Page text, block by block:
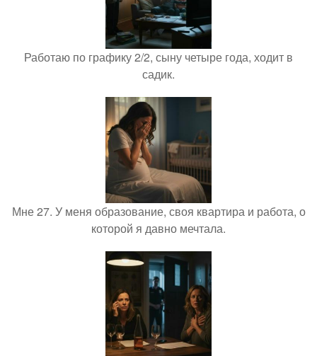
Работаю по графику 2/2, сыну четыре года, ходит в
садик.
Мне 27. У меня образование, своя квартира и работа, о
которой я давно мечтала.